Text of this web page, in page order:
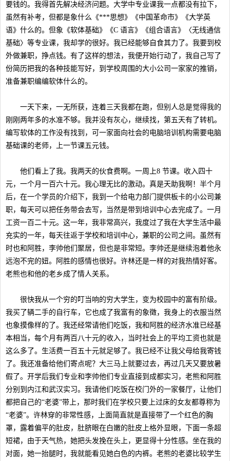
要钱的。我得首先解决经济问题。大学中专业课我一点都没有拉下，
虽然有补考，但都是象什么《***思想》《中国革命市》《大学英
语》什么的。但象《软体基础》《C 语言》《组合语言》〈无线通信
基础〉等专业课，我却学的很好。我已经能够自食其力了。我要到校
外做兼职，挣点钱。有了这样的想法，我便开始行动了，我自己写了
份简历把我的各种技能写好，到学校周围的大小公司一家家的推销，
准备兼职编编软体什么的。
一天下来，一无所获，连着三天我都在跑，但别人总是觉得我的
刚刚两年多的水准不够。我并没有灰心，继续找，第五天有了转机。
编写软体的工作没有找到，可一家面向社会的电脑培训机构需要电脑
基础课的老师，上一节课五元钱。
他们看上了我。我两天的伙食费啊。一周上8 节课。收入四十
元，一个月一百六十元。我心理无比的激动。真是天助我啊！半个月
后，在一个学员的介绍下，我到一个给电力部门提供板卡的小公司兼
职，每天可以把任务带会去写，当然是带到培训中心去完成了。一月
工资一百二十元。这一年，我非常高兴，我度过了我在大学生活中最
充实的一年，每天往返于学校和培训中心，兼职的公司之间。虽然有
时也和阿胜，李帅他们聚居，但也是非常短。李帅还是继续泡着他永
远泡不完的妞。阿胜的感情也很好。许林还是一样的对我热情好客。
老熊也和他的老乡成了情人关系。
很快我从一个穷的叮当响的穷大学生，变为校园中的富有阶级。
我买了辆二手的自行车，它也成了我富有的象徵，我身上的衣服当然
也象摸像样的了。我还经常请他们吃饭，我和阿胜的经济水准已经基
本相当，每个月有两百八十元的收入，当时社会上的平均工资也就是
这么多了。生活费一百五十元就足够了。我已经不让我父母给我寄钱
了。我还准备给他们寄点呢？大三马上就要过去，再过几天又要放暑
假了。开学后我们专业和李帅他们专业直接到成都实习，老熊和阿胜
分别到内江和武汉实习。我请他们吃饭在校门外的一家餐厅，让他们
都把自己的“老婆”带上，那时我们在学校只要上过床的女友都尊称为
“老婆”。许林穿的非常性感，上面简直就是直接带了一个红色的胸
罩，露着偏平的肚皮，肚脐眼在白嫩的肚皮上格外显眼，下面一条超
短裙，由于天气热，她把头发挽在头上，更显得十分性感。坐在我的
对面，她一抬腿时，我就能看见她白色的内裤。老熊的老婆比较学生